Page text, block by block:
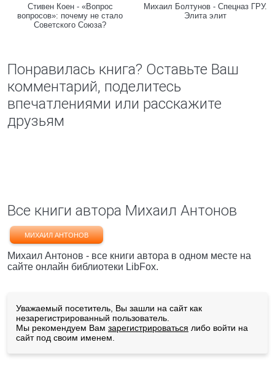
Стивен Коен - «Вопрос
вопросов»: почему не стало
Советского Союза?
Михаил Болтунов - Спецназ ГРУ.
Элита элит
Понравилась книга? Оставьте Ваш
комментарий, поделитесь
впечатлениями или расскажите
друзьям
Все книги автора Михаил Антонов
МИХАИЛ АНТОНОВ
Михаил Антонов - все книги автора в одном месте на
сайте онлайн библиотеки LibFox.
Уважаемый посетитель, Вы зашли на сайт как
незарегистрированный пользователь.
Мы рекомендуем Вам зарегистрироваться либо войти на
сайт под своим именем.